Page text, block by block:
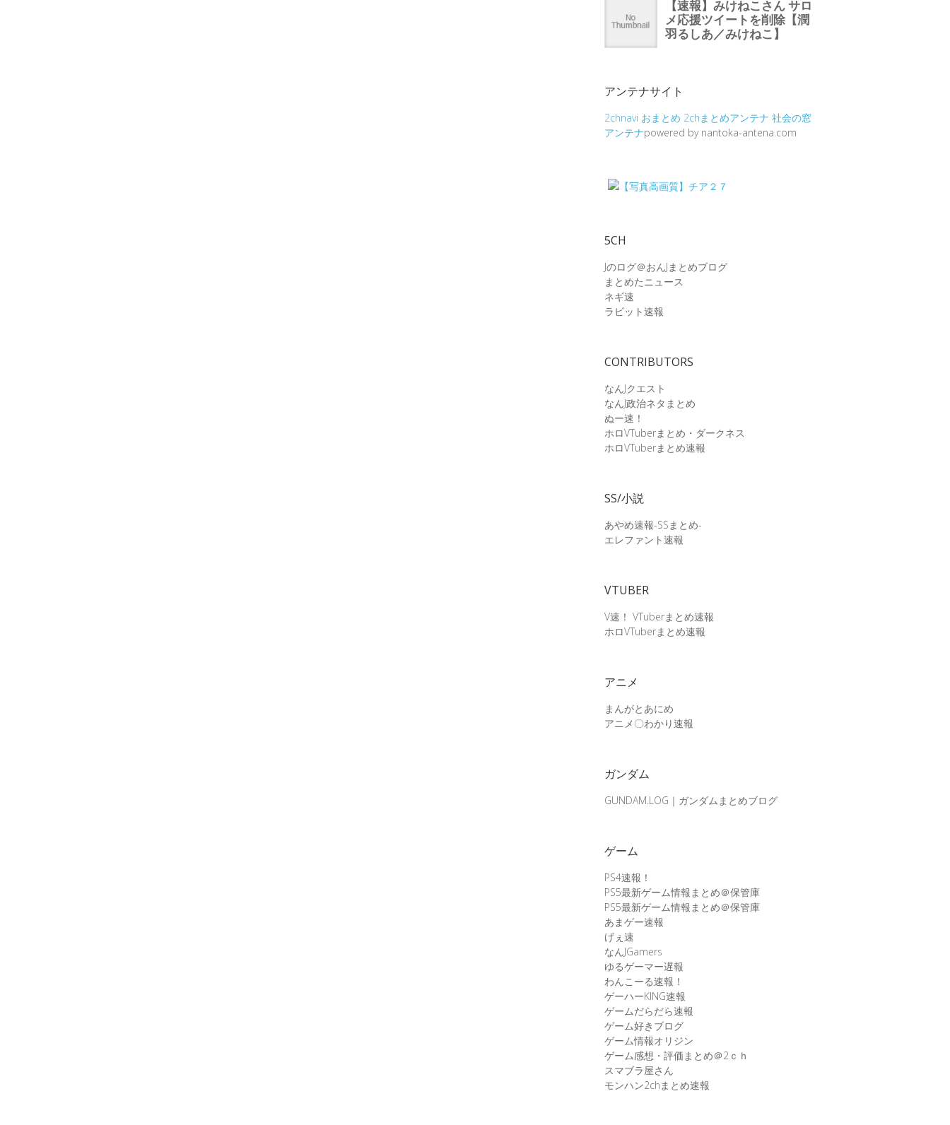
アンテナサイト
2chnavi おまとめ 2chまとめアンテナ 社会の窓
アンテナpowered by nantoka-antena.com
5CH
Jのログ＠おんJまとめブログ
まとめたニュース
ネギ速
ラビット速報
CONTRIBUTORS
なんJクエスト
なんJ政治ネタまとめ
ぬー速！
ホロVTuberまとめ・ダークネス
ホロVTuberまとめ速報
SS/小説
あやめ速報-SSまとめ-
エレファント速報
VTUBER
V速！ VTuberまとめ速報
ホロVTuberまとめ速報
アニメ
まんがとあにめ
アニメ〇わかり速報
ガンダム
GUNDAM.LOG｜ガンダムまとめブログ
ゲーム
PS4速報！
PS5最新ゲーム情報まとめ＠保管庫
PS5最新ゲーム情報まとめ＠保管庫
あまゲー速報
げぇ速
なんJGamers
ゆるゲーマー遅報
わんこーる速報！
ゲーハーKING速報
ゲームだらだら速報
ゲーム好きブログ
ゲーム情報オリジン
ゲーム感想・評価まとめ＠2ｃｈ
スマブラ屋さん
モンハン2chまとめ速報